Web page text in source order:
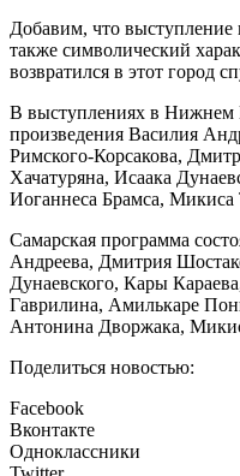
Добавим, что
также символический
возвратился в этот город
В выступлениях в Нижнем
произведения Василия
Римского-Корсакова,
Хачатуряна, Исаака
Иоганнеса Брамса, Микиса
Самарская программа
Андреева, Дмитрия
Дунаевского, Кары
Гаврилина, Амилькаре
Антонина Дворжака,
Поделиться новостью:
Facebook
Вконтакте
Одноклассники